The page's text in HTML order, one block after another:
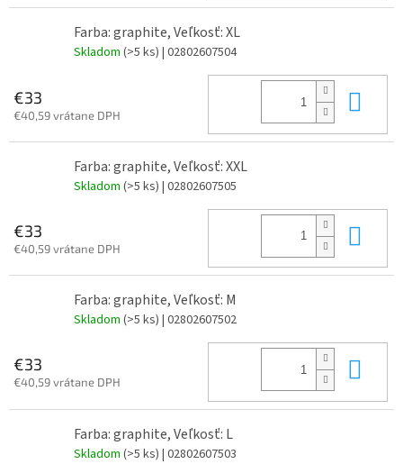
Farba: graphite, Veľkosť: XL
Skladom (>5 ks) | 02802607504
€33
€40,59 vrátane DPH
Farba: graphite, Veľkosť: XXL
Skladom (>5 ks) | 02802607505
€33
€40,59 vrátane DPH
Farba: graphite, Veľkosť: M
Skladom (>5 ks) | 02802607502
€33
€40,59 vrátane DPH
Farba: graphite, Veľkosť: L
Skladom (>5 ks) | 02802607503